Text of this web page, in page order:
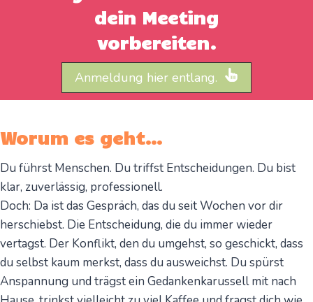
dein Meeting
vorbereiten.
Anmeldung hier entlang.
Worum es geht…
Du führst Menschen. Du triffst Entscheidungen. Du bist
klar, zuverlässig, professionell.
Doch: Da ist das Gespräch, das du seit Wochen vor dir
herschiebst. Die Entscheidung, die du immer wieder
vertagst. Der Konflikt, den du umgehst, so geschickt, dass
du selbst kaum merkst, dass du ausweichst. Du spürst
Anspannung und trägst ein Gedankenkarussell mit nach